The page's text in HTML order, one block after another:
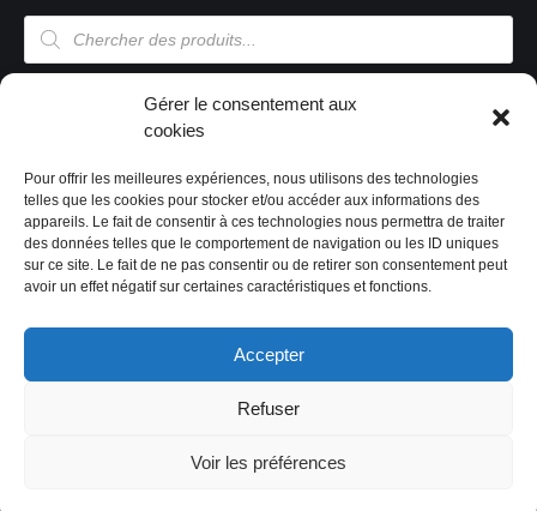
Gérer le consentement aux
cookies
Pour offrir les meilleures expériences, nous utilisons des technologies
telles que les cookies pour stocker et/ou accéder aux informations des
appareils. Le fait de consentir à ces technologies nous permettra de traiter
des données telles que le comportement de navigation ou les ID uniques
sur ce site. Le fait de ne pas consentir ou de retirer son consentement peut
avoir un effet négatif sur certaines caractéristiques et fonctions.
Accepter
Refuser
Voir les préférences
Recherche
produits
Mon compte
Mon compte
Validation de la commande
Panier
Boutique
Politique de cookies (EU)
2019 Tous droits réservés by CIG'Store